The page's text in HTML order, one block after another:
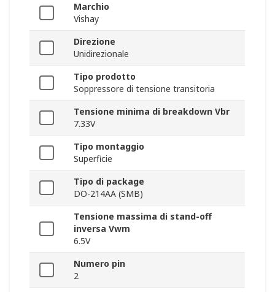
Marchio
Vishay
Direzione
Unidirezionale
Tipo prodotto
Soppressore di tensione transitoria
Tensione minima di breakdown Vbr
7.33V
Tipo montaggio
Superficie
Tipo di package
DO-214AA (SMB)
Tensione massima di stand-off
inversa Vwm
6.5V
Numero pin
2